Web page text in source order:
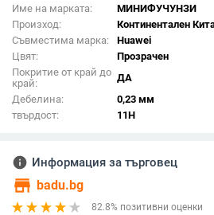
Име на марката:
МИНИФУЧУНЗИ
Произход:
Континентален
Съвместима марка:
Huawei
Цвят:
Прозрачен
Покритие от край до
край:
ДА
Дебелина:
0,23 мм
твърдост:
11H
info Информация за търговец
store badu.bg
82.8% позитивни оценки